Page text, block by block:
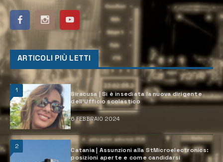
ARTICOLI PIÙ LETTI
1
Siracusa | Si è insediata la nuova dirigente
dell’Ufficio scolastico
6 FEBBRAIO 2024
2
Catania | Assunzioni alla StMicroelectronics:
posizioni aperte e come candidarsi